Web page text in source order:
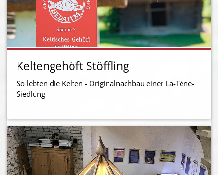
Keltengehöft Stöffling
So lebten die Kelten - Originalnachbau einer La-Tène-
Siedlung